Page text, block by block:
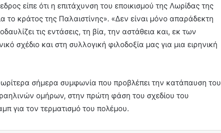
είπε ότι η επιτάχυνση του εποικισμού της Λωρίδας της
το κράτος της Παλαιστίνης». «Δεν είναι μόνο απαράδεκτη
τις εντάσεις, τη βία, την αστάθεια και, εκ των
σχέδιο και στη συλλογική φιλοδοξία μας για μια ειρηνική
σήμερα συμφωνία που προβλέπει την κατάπαυση του
ομήρων, στην πρώτη φάση του σχεδίου του
για τον τερματισμό του πολέμου.